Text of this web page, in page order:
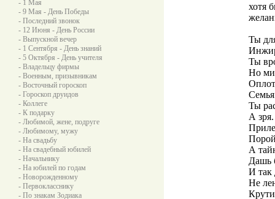
- 1 Мая
- 9 Мая - День Победы
- Последний звонок
- 12 Июня - День России
- Выпускной вечер
- 1 Сентября - День знаний
- 5 Октября - День учителя
- Владельцу фирмы
- Военным, призывникам
- Восточный гороскоп
- Гороскоп друидов
- Коллеге
- К подарку
- Любимой, жене, подруге
- Любимому, мужу
- На свадьбу
- На свадебный юбилей
- Начальнику
- На юбилей по годам
- Новорожденному
- Первокласснику
- По знакам Зодиака
хотя
Ты
Ты
Но
Ты
А зря.
А
Дашь
И так
Не